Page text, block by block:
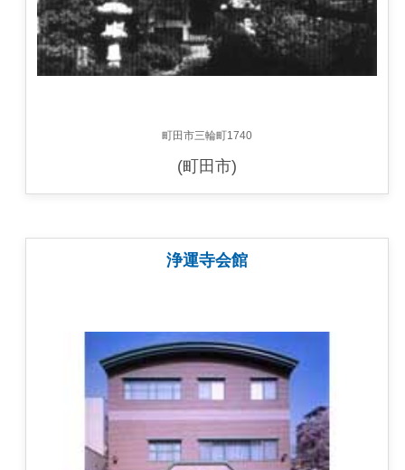
町田市三輪町1740
(町田市)
浄運寺会館